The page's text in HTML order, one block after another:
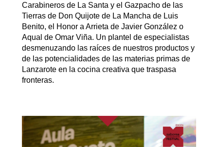
Carabineros de La Santa y el Gazpacho de las
Tierras de Don Quijote de La Mancha de Luis
Benito, el Honor a Arrieta de Javier González o
Aqual de Omar Viña. Un plantel de especialistas
desmenuzando las raíces de nuestros productos y
de las potencialidades de las materias primas de
Lanzarote en la cocina creativa que traspasa
fronteras.